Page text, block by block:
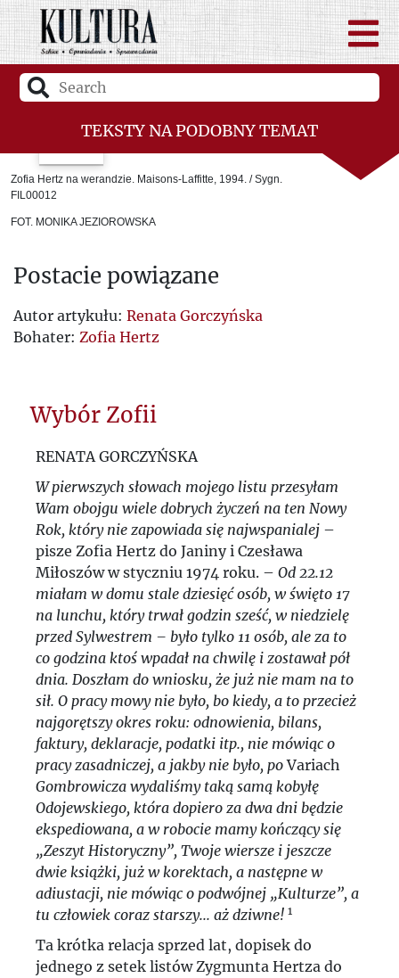
TEKSTY NA PODOBNY TEMAT
Zofia Hertz na werandzie. Maisons-Laffitte, 1994. / Sygn.
FIL00012
FOT. MONIKA JEZIOROWSKA
Postacie powiązane
Autor artykułu: Renata Gorczyńska
Bohater: Zofia Hertz
Wybór Zofii
RENATA GORCZYŃSKA
W pierwszych słowach mojego listu przesyłam
Wam obojgu wiele dobrych życzeń na ten Nowy
Rok, który nie zapowiada się najwspanialej –
pisze Zofia Hertz do Janiny i Czesława
Miłoszów w styczniu 1974 roku. – Od 22.12
miałam w domu stale dziesięć osób, w święto 17
na lunchu, który trwał godzin sześć, w niedzielę
przed Sylwestrem – było tylko 11 osób, ale za to
co godzina ktoś wpadał na chwilę i zostawał pół
dnia. Doszłam do wniosku, że już nie mam na to
sił. O pracy mowy nie było, bo kiedy, a to przecież
najgorętszy okres roku: odnowienia, bilans,
faktury, deklaracje, podatki itp., nie mówiąc o
pracy zasadniczej, a jakby nie było, poVariach
Gombrowicza wydaliśmy taką samą kobyłę
Odojewskiego, która dopiero za dwa dni będzie
ekspediowana, a w robocie mamy kończący się
„Zeszyt Historyczny”, Twoje wiersze i jeszcze
dwie książki, już w korektach, a następne w
adiustacji, nie mówiąc o podwójnej „Kulturze”, a
tu człowiek coraz starszy... aż dziwne! 1
Ta krótka relacja sprzed lat, dopisek do
jednego z setek listów Zygmunta Hertza do